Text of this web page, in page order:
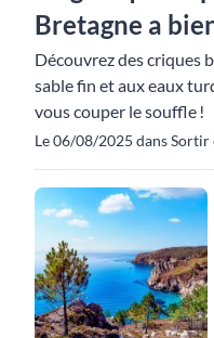
Bretagne a
Découvrez des criques
sable fin et aux eaux
vous couper le souffle !
Le 06/08/2025 dans Sortir